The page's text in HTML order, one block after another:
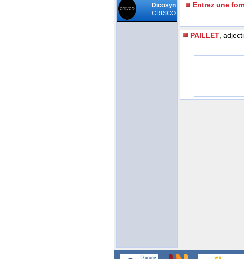
Dicosyn
CRISCO
Entrez une
PAILLET ,